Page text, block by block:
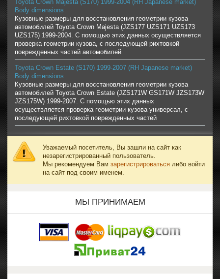
Toyota Crown Majesta (S170) 1999-2004 (RH Japanese market)
Body dimensions
Кузовные размеры для восстановления геометрии кузова
автомобилей Toyota Crown Majesta (JZS177 UZS171 UZS173
UZS175) 1999-2004. С помощью этих данных осуществляется
проверка геометрии кузова, с последующей рихтовкой
поврежденных частей автомобилей
Toyota Crown Estate (S170) 1999-2007 (RH Japanese market)
Body dimensions
Кузовные размеры для восстановления геометрии кузова
автомобилей Toyota Crown Estate (JZS171W GS171W JZS173W
JZS175W) 1999-2007. С помощью этих данных
осуществляется проверка геометрии кузова универсал, с
последующей рихтовкой поврежденных частей
Уважаемый посетитель, Вы зашли на сайт как
незарегистрированный пользователь.
Мы рекомендуем Вам зарегистрироваться либо войти
на сайт под своим именем.
МЫ ПРИНИМАЕМ